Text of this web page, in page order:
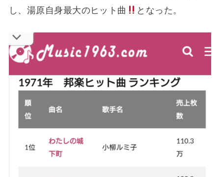
し、湯原自身最大のヒット曲
となった。